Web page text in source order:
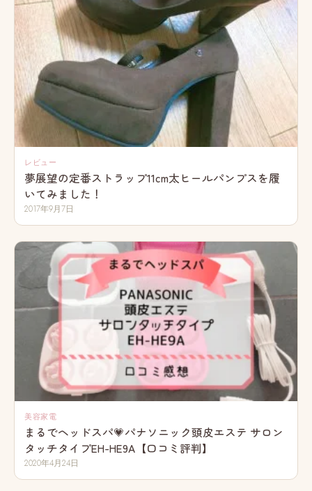
レビュー
夢展望の定番ストラップ11cm太ヒールパンプスを履
いてみました！
2017年9月7日
美容家電
まるでヘッドスパ💗パナソニック頭皮エステ サロン
タッチタイプEH-HE9A【口コミ評判】
2020年4月24日